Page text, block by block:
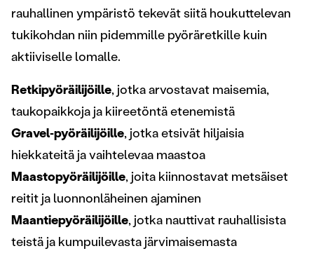
rauhallinen ympäristö tekevät siitä houkuttelevan
tukikohdan niin pidemmille pyöräretkille kuin
aktiiviselle lomalle.
Retkipyöräilijöille, jotka arvostavat maisemia,
taukopaikkoja ja kiireetöntä etenemistä
Gravel‑pyöräilijöille, jotka etsivät hiljaisia
hiekkateitä ja vaihtelevaa maastoa
Maastopyöräilijöille, joita kiinnostavat metsäiset
reitit ja luonnonläheinen ajaminen
Maantiepyöräilijöille, jotka nauttivat rauhallisista
teistä ja kumpuilevasta järvimaisemasta